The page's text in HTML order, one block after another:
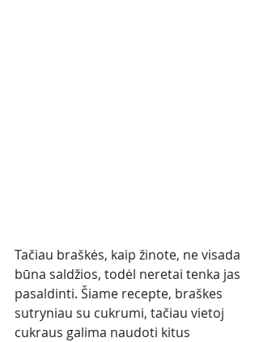
Tačiau braškės, kaip žinote, ne visada
būna saldžios, todėl neretai tenka jas
pasaldinti. Šiame recepte, braškes
sutryniau su cukrumi, tačiau vietoj
cukraus galima naudoti kitus